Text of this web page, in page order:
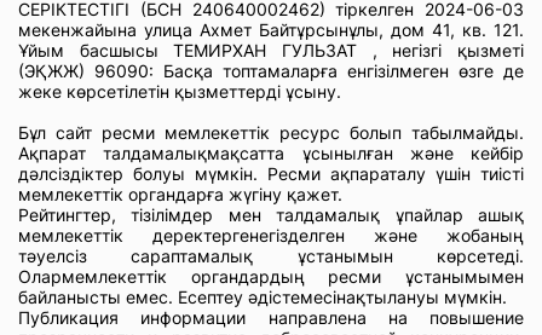
СЕРІКТЕСТІГІ (БСН 240640002462) тіркелген 2024-06-03
мекенжайына улица Ахмет Байтұрсынұлы, дом 41, кв. 121.
Ұйым басшысы ТЕМИРХАН ГУЛЬЗАТ , негізгі қызметі
(ЭҚЖЖ) 96090: Басқа топтамаларға енгізілмеген өзге де
жеке көрсетілетін қызметтерді ұсыну.
Бұл сайт ресми мемлекеттік ресурс болып табылмайды.
Ақпарат талдамалықмақсатта ұсынылған және кейбір
дәлсіздіктер болуы мүмкін. Ресми ақпараталу үшін тиісті
мемлекеттік органдарға жүгіну қажет.
Рейтингтер, тізілімдер мен талдамалық ұпайлар ашық
мемлекеттік деректергенегізделген және жобаның
тәуелсіз сараптамалық ұстанымын көрсетеді.
Олармемлекеттік органдардың ресми ұстанымымен
байланысты емес. Есептеу әдістемесінақтылануы мүмкін.
Публикация информации направлена на повышение